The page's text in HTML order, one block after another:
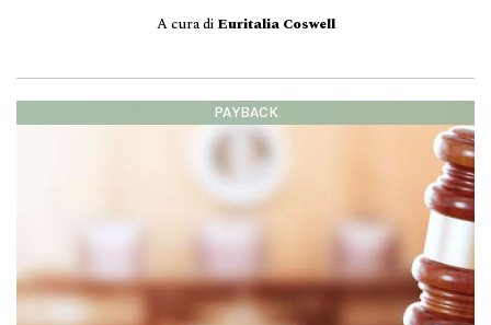
A cura di Euritalia Coswell
PAYBACK